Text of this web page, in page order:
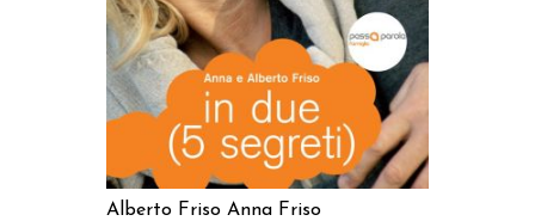
Alberto Friso Anna Friso